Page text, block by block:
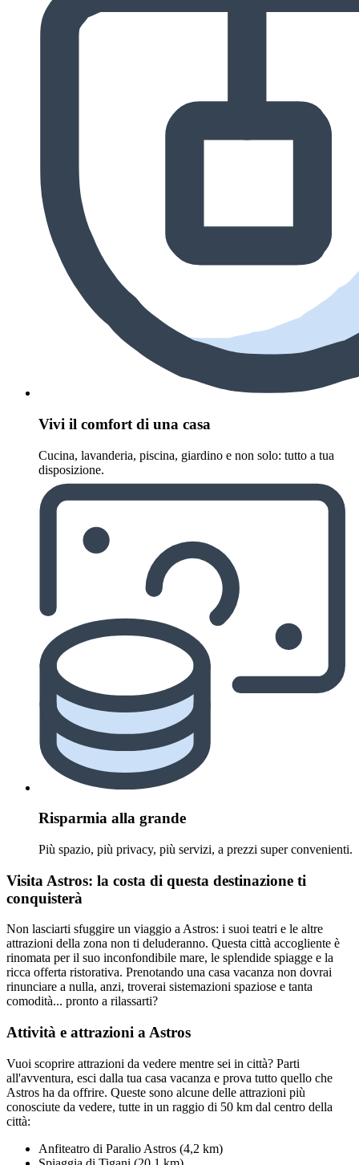
Vivi il comfort di una casa
Cucina, lavanderia, piscina, giardino e non solo: tutto a tua
disposizione.
Risparmia alla grande
Più spazio, più privacy, più servizi, a prezzi super convenienti.
Visita Astros: la costa di questa destinazione ti
conquisterà
Non lasciarti sfuggire un viaggio a Astros: i suoi teatri e le altre
attrazioni della zona non ti deluderanno. Questa città accogliente è
rinomata per il suo inconfondibile mare, le splendide spiagge e la
ricca offerta ristorativa. Prenotando una casa vacanza non dovrai
rinunciare a nulla, anzi, troverai sistemazioni spaziose e tanta
comodità... pronto a rilassarti?
Attività e attrazioni a Astros
Vuoi scoprire attrazioni da vedere mentre sei in città? Parti
all'avventura, esci dalla tua casa vacanza e prova tutto quello che
Astros ha da offrire. Queste sono alcune delle attrazioni più
conosciute da vedere, tutte in un raggio di 50 km dal centro della
città:
Anfiteatro di Paralio Astros (4,2 km)